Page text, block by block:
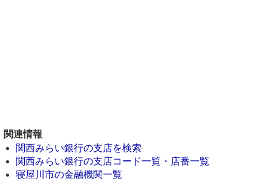
関連情報
関西みらい銀行の支店を検索
関西みらい銀行の支店コード一覧・店番一覧
寝屋川市の金融機関一覧